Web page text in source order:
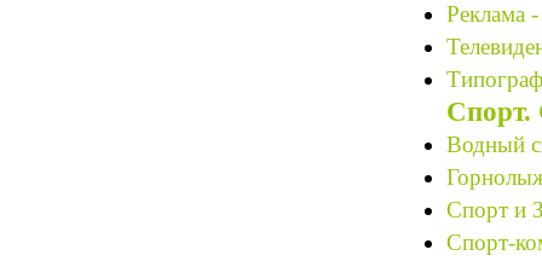
Реклама -
Спорт.
Водный
Спорт и
Спорт-